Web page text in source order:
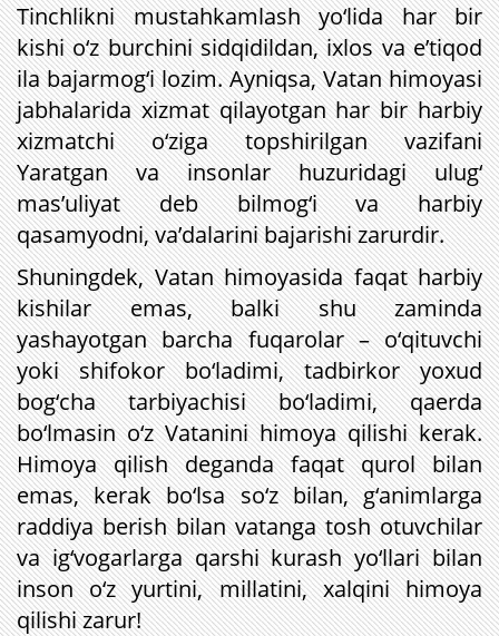
Tinchlikni mustahkamlash yo‘lida har bir
kishi o‘z burchini sidqidildan, ixlos va e’tiqod
ila bajarmog‘i lozim. Ayniqsa, Vatan himoyasi
jabhalarida xizmat qilayotgan har bir harbiy
xizmatchi o‘ziga topshirilgan vazifani
Yaratgan va insonlar huzuridagi ulug‘
mas’uliyat deb bilmog‘i va harbiy
qasamyodni, va’dalarini bajarishi zarurdir.
Shuningdek, Vatan himoyasida faqat harbiy
kishilar emas, balki shu zaminda
yashayotgan barcha fuqarolar – o‘qituvchi
yoki shifokor bo‘ladimi, tadbirkor yoxud
bog‘cha tarbiyachisi bo‘ladimi, qaerda
bo‘lmasin o‘z Vatanini himoya qilishi kerak.
Himoya qilish deganda faqat qurol bilan
emas, kerak bo‘lsa so‘z bilan, g‘animlarga
raddiya berish bilan vatanga tosh otuvchilar
va ig‘vogarlarga qarshi kurash yo‘llari bilan
inson o‘z yurtini, millatini, xalqini himoya
qilishi zarur!